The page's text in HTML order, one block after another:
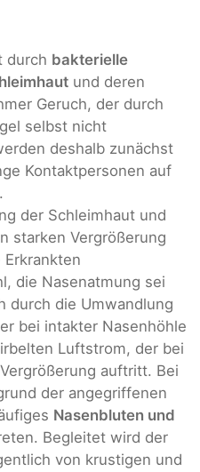
durch bakterielle
und deren
Geruch, der durch
selbst nicht
deshalb zunächst
Kontaktpersonen auf
der Schleimhaut und
starken Vergrößerung
die Nasenatmung sei
durch die Umwandlung
bei intakter Nasenhöhle
Luftstrom, der bei
auftritt. Bei
der angegriffenen
Nasenbluten und
Begleitet wird der
von krustigen und